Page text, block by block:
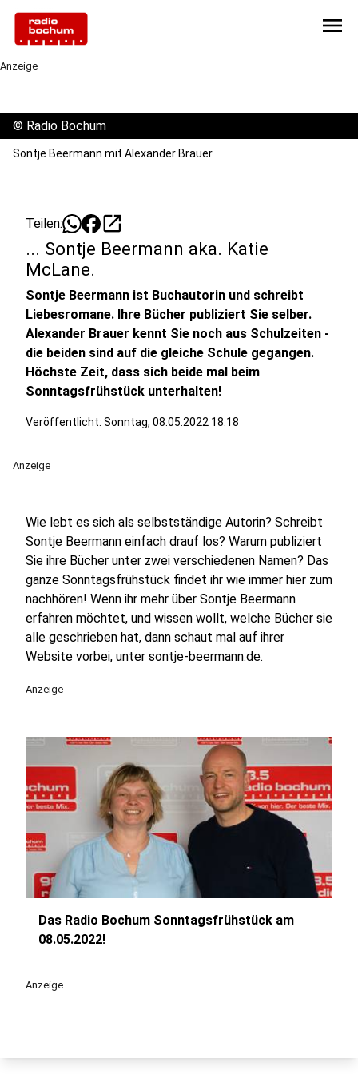
menu
Anzeige
© Radio Bochum
Sontje Beermann mit Alexander Brauer
Teilen: open_in_new
... Sontje Beermann aka. Katie
McLane.
Sontje Beermann ist Buchautorin und schreibt
Liebesromane. Ihre Bücher publiziert Sie selber.
Alexander Brauer kennt Sie noch aus Schulzeiten -
die beiden sind auf die gleiche Schule gegangen.
Höchste Zeit, dass sich beide mal beim
Sonntagsfrühstück unterhalten!
Veröffentlicht: Sonntag, 08.05.2022 18:18
Anzeige
Wie lebt es sich als selbstständige Autorin? Schreibt
Sontje Beermann einfach drauf los? Warum publiziert
Sie ihre Bücher unter zwei verschiedenen Namen? Das
ganze Sonntagsfrühstück findet ihr wie immer hier zum
nachhören! Wenn ihr mehr über Sontje Beermann
erfahren möchtet, und wissen wollt, welche Bücher sie
alle geschrieben hat, dann schaut mal auf ihrer
Website vorbei, unter sontje-beermann.de.
Anzeige
Das Radio Bochum Sonntagsfrühstück am
08.05.2022!
Anzeige